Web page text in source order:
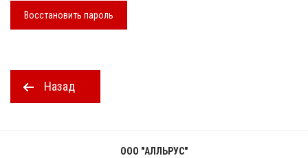
Восстановить пароль
Назад
ООО "АЛЛЬРУС"